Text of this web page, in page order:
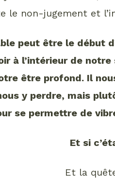
le non-jugement et
peut être le début
à l’intérieur de
être profond. Il
y perdre, mais
se permettre de
Et si
Et la